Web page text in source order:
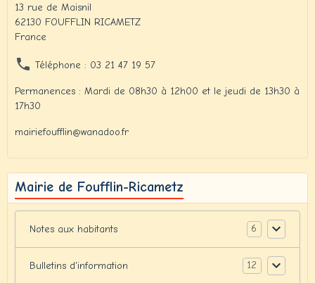
13 rue de Maisnil
62130 FOUFFLIN RICAMETZ
France
Téléphone : 03 21 47 19 57
Permanences : Mardi de 08h30 à 12h00 et le jeudi de 13h30 à
17h30
mairiefoufflin@wanadoo.fr
Mairie de Foufflin-Ricametz
Notes aux habitants 6
Bulletins d'information 12